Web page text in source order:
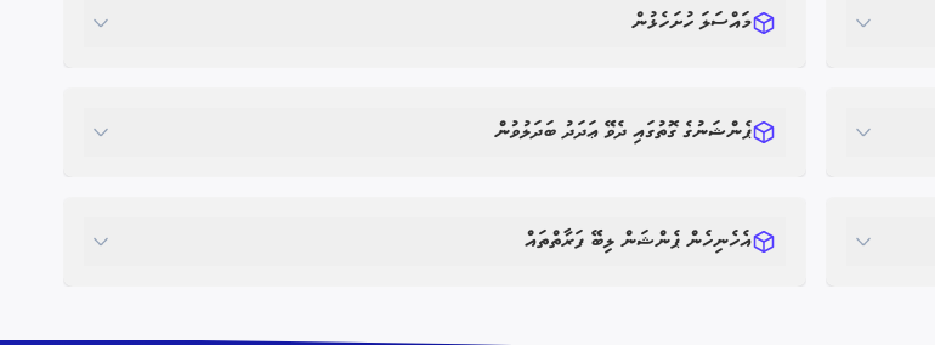
މައްސަލަ ހުށަހެޅުން
ޕެންޝަނުގެ ގޮތުގައި ދެވޭ ޢަދަދު ބަދަލުވުން
އެހެނިހެން ޕެންޝަން ލިބޭ ފަރާތްތައް